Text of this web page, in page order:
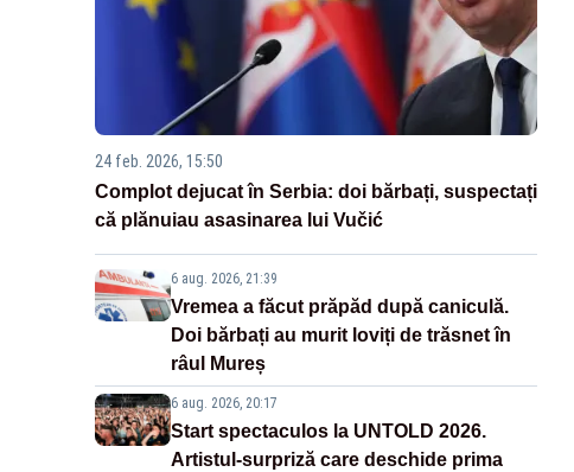
24 feb. 2026, 15:50
Complot dejucat în Serbia: doi bărbați, suspectați
că plănuiau asasinarea lui Vučić
6 aug. 2026, 21:39
Vremea a făcut prăpăd după caniculă.
Doi bărbați au murit loviți de trăsnet în
râul Mureș
6 aug. 2026, 20:17
Start spectaculos la UNTOLD 2026.
Artistul-surpriză care deschide prima